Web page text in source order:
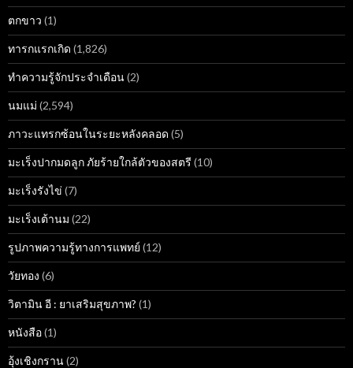
ตกขาว (1)
ทารกแรกเกิด (1,826)
ทำความรู้จักประจำเดือน(2)
นมแม่ (2,594)
ภาวะแทรกซ้อนในระยะหลังคลอด (5)
มะเร็งปากมดลูก ภัยร้ายใกล้ตัวของสตรี (10)
มะเร็งรังไข่ (7)
มะเร็งเต้านม (22)
รูปภาพความรู้ทางการแพทย์ (12)
วัยทอง (6)
วิตามิน อี : ยาเสริมสุขภาพ? (1)
หนังสือ(1)
อุ้งเชิงกราน(2)